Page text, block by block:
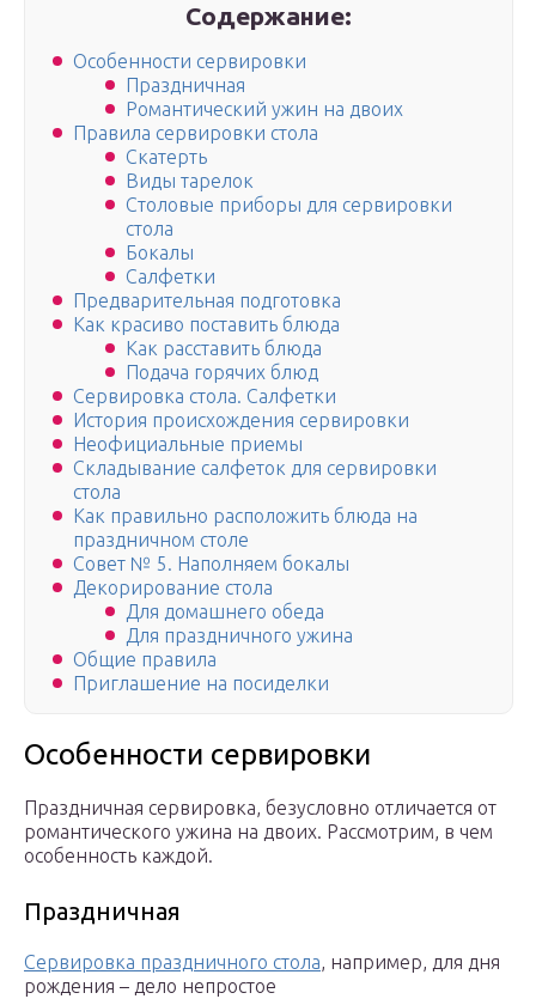
Содержание:
Особенности сервировки
Праздничная
Романтический ужин на двоих
Правила сервировки стола
Скатерть
Виды тарелок
Столовые приборы для сервировки
стола
Бокалы
Салфетки
Предварительная подготовка
Как красиво поставить блюда
Как расставить блюда
Подача горячих блюд
Сервировка стола. Салфетки
История происхождения сервировки
Неофициальные приемы
Складывание салфеток для сервировки
стола
Как правильно расположить блюда на
праздничном столе
Совет № 5. Наполняем бокалы
Декорирование стола
Для домашнего обеда
Для праздничного ужина
Общие правила
Приглашение на посиделки
Особенности сервировки
Праздничная сервировка, безусловно отличается от
романтического ужина на двоих. Рассмотрим, в чем
особенность каждой.
Праздничная
Сервировка праздничного стола, например, для дня
рождения – дело непростое